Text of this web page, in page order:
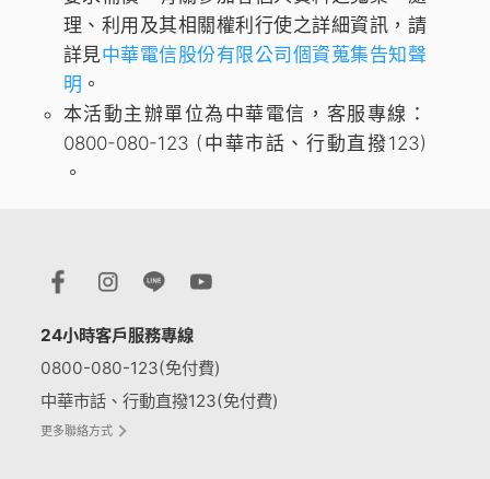
理、利用及其相關權利行使之詳細資訊，請
詳見中華電信股份有限公司個資蒐集告知聲
明 。
本活動主辦單位為中華電信，客服專線：
0800-080-123 (中華市話、行動直撥123)
。
24小時客戶服務專線
0800-080-123(免付費)
中華市話、行動直撥123(免付費)
更多聯絡方式